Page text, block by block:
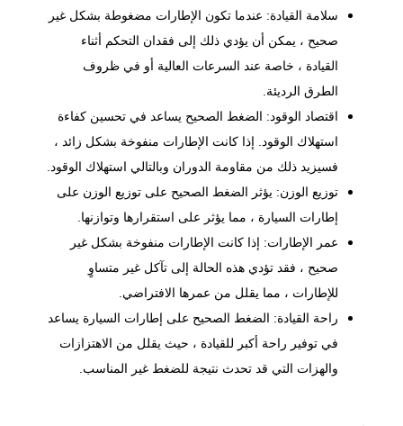
سلامة القيادة: عندما تكون الإطارات مضغوطة بشكل غير
صحيح ، يمكن أن يؤدي ذلك إلى فقدان التحكم أثناء
القيادة ، خاصة عند السرعات العالية أو في ظروف
الطرق الرديئة.
اقتصاد الوقود: الضغط الصحيح يساعد في تحسين كفاءة
استهلاك الوقود. إذا كانت الإطارات منفوخة بشكل زائد ،
فسيزيد ذلك من مقاومة الدوران وبالتالي استهلاك الوقود.
توزيع الوزن: يؤثر الضغط الصحيح على توزيع الوزن على
إطارات السيارة ، مما يؤثر على استقرارها وتوازنها.
عمر الإطارات: إذا كانت الإطارات منفوخة بشكل غير
صحيح ، فقد تؤدي هذه الحالة إلى تآكل غير متساوٍ
للإطارات ، مما يقلل من عمرها الافتراضي.
راحة القيادة: الضغط الصحيح على إطارات السيارة يساعد
في توفير راحة أكبر للقيادة ، حيث يقلل من الاهتزازات
والهزات التي قد تحدث نتيجة للضغط غير المناسب.